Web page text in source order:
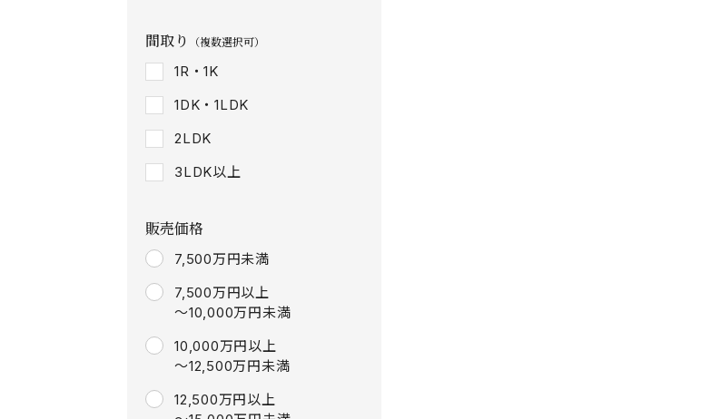
間取り （複数選択可）
1R・1K
1DK・1LDK
2LDK
3LDK以上
販売価格
7,500万円未満
7,500万円以上
～10,000万円未満
10,000万円以上
～12,500万円未満
12,500万円以上